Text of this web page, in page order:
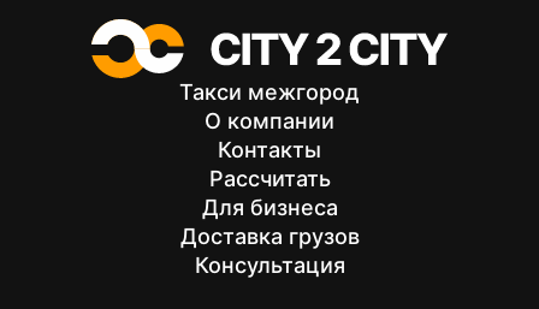
Такси межгород
О компании
Контакты
Рассчитать
Для бизнеса
Доставка грузов
Консультация